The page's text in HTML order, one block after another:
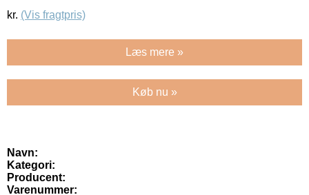
kr. (Vis fragtpris)
Læs mere »
Køb nu »
Navn:
Kategori:
Producent:
Varenummer: